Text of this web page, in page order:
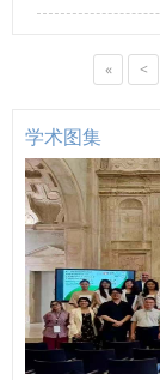
« <
学术图集